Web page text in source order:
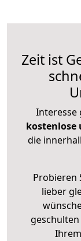
Zeit ist
Interesse
kostenlose
die
Probieren
lieber